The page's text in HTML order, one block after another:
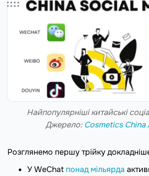
Найпопулярніші китайські
Джерело: Cosmetics Сhina
Розглянемо першу трійку
У WeChat понад мільярда